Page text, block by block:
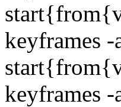
keyframes -
keyframes -